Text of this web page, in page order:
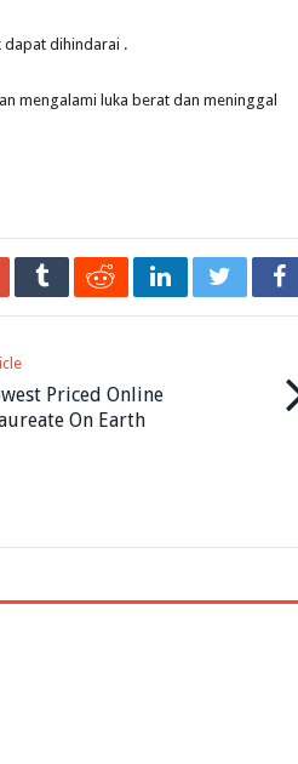
dapat dihindarai .
mengalami luka berat dan meninggal
Priced Online
On Earth